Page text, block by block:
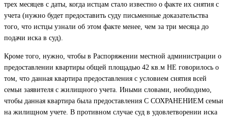
трех месяцев с даты, когда истцам стало известно о факте их снятия с
учета (нужно будет предоставить суду письменные доказательства
того, что истцы узнали об этом факте менее, чем за три месяца до
подачи иска в суд).
Кроме того, нужно, чтобы в Распоряжении местной администрации о
предоставлении квартиры общей площадью 42 кв.м НЕ говорилось о
том, что данная квартира предоставления с условием снятия всей
семьи заявителя с жилищного учета. Иными словами, необходимо,
чтобы данная квартира была предоставления С СОХРАНЕНИЕМ семьи
на жилищном учете. В противном случае суд в удовлетворении иска